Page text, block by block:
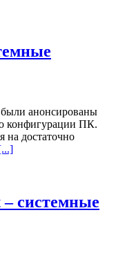
были анонсированы
конфигурации ПК.
на достаточно
системные